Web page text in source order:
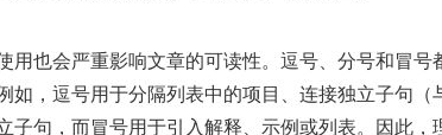
用也会严重影响文章的可读性。逗号、分号和冒
如，逗号用于分隔列表中的项目、连接独立子句
子句，而冒号用于引入解释、示例或列表。因此